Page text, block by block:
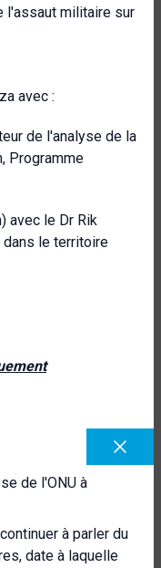
l'assaut militaire sur
avec :
de l'analyse de la
Programme
le Dr Rik
dans le territoire
de l'ONU à
à parler du
date à laquelle